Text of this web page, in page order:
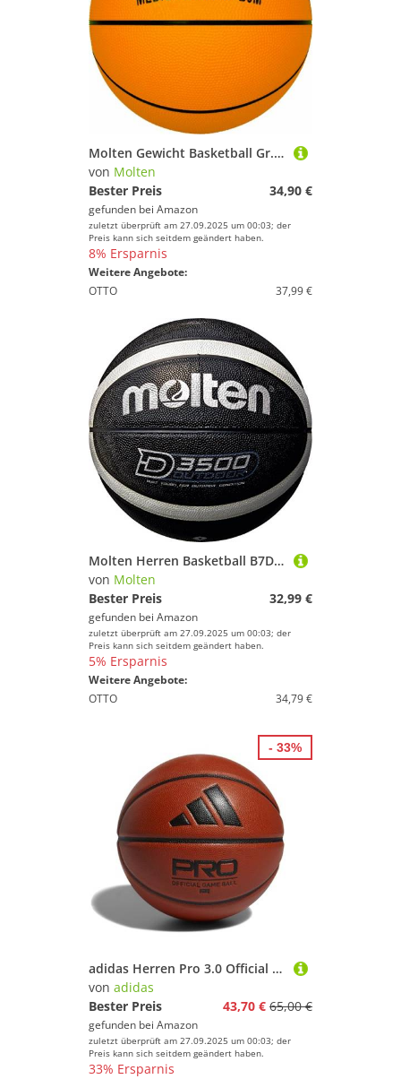
Molten Gewicht Basketball Gr. 6 gelb, ORANGE, 6
von Molten
Bester Preis
34,90 €
gefunden bei Amazon
zuletzt überprüft am 27.09.2025 um 00:03; der
Preis kann sich seitdem geändert haben.
8% Ersparnis
Weitere Angebote:
OTTO
37,99 €
Molten Herren Basketball B7D3500-KS, Schwarz, 7, B7D3500-KS
von Molten
Bester Preis
32,99 €
gefunden bei Amazon
zuletzt überprüft am 27.09.2025 um 00:03; der
Preis kann sich seitdem geändert haben.
5% Ersparnis
Weitere Angebote:
OTTO
34,79 €
adidas Herren Pro 3.0 Official Game Ball, Basketball Natural/Black, 7
von adidas
Bester Preis
43,70 € 65,00 €
gefunden bei Amazon
zuletzt überprüft am 27.09.2025 um 00:03; der
Preis kann sich seitdem geändert haben.
33% Ersparnis
- 33%